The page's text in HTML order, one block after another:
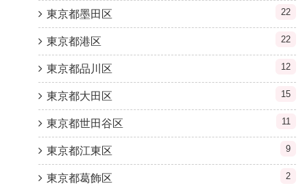
東京都墨田区 22
東京都港区 22
東京都品川区 12
東京都大田区 15
東京都世田谷区 11
東京都江東区 9
東京都葛飾区 2